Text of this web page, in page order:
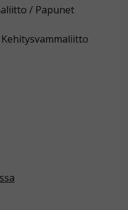
/ Papunet